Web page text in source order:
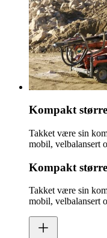
Kompakt
Takket være sin
mobil, velbalansert
Kompakt
Takket være sin
mobil, velbalansert